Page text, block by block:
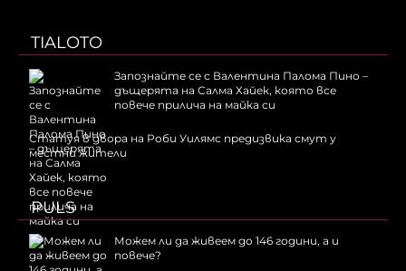
TIALOTO
Запознайте се с Валентина Палома Пино –
дъщерята на Салма Хайек, която все
повече прилича на майка си
Статуя в двора на Роби Уилямс предизвика смут у
местни жители
PULS
Можем ли да живеем до 146 години, а и
повече?